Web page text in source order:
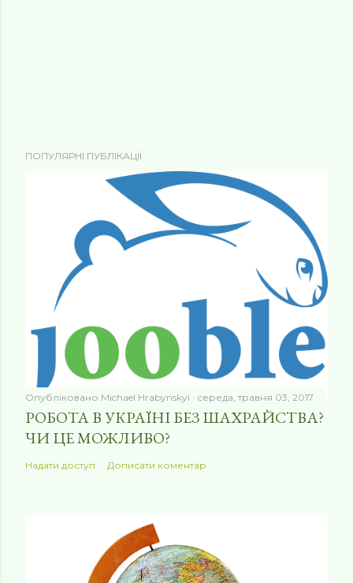
ПОПУЛЯРНІ ПУБЛІКАЦІЇ
Опубліковано Michael Hrabynskyi середа, травня 03, 2017
РОБОТА В УКРАЇНІ БЕЗ ШАХРАЙСТВА?
ЧИ ЦЕ МОЖЛИВО?
Надати доступ Дописати коментар